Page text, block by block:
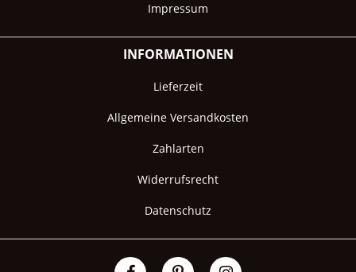
Impressum
INFORMATIONEN
Lieferzeit
Allgemeine Versandkosten
Zahlarten
Widerrufsrecht
Datenschutz